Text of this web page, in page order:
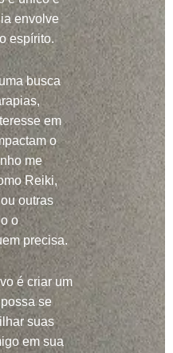
envolve
espírito.
busca
em
o
me
Reiki,
outras
o
precisa.
é criar um
se
suas
em sua